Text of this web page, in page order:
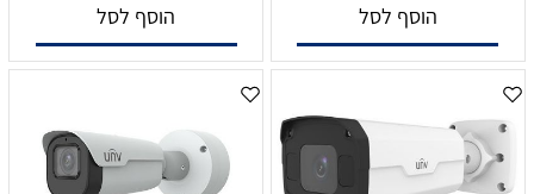
הוסף לסל הוסף לסל